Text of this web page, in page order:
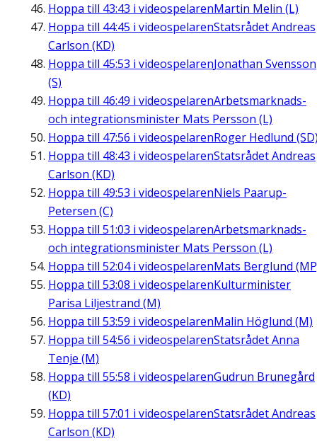
Hoppa till 43:43 i videospelarenMartin Melin (L)
Hoppa till 44:45 i videospelarenStatsrådet Andreas
Carlson (KD)
Hoppa till 45:53 i videospelarenJonathan Svensson
(S)
Hoppa till 46:49 i videospelarenArbetsmarknads-
och integrationsminister Mats Persson (L)
Hoppa till 47:56 i videospelarenRoger Hedlund
Hoppa till 48:43 i videospelarenStatsrådet Andreas
Carlson (KD)
Hoppa till 49:53 i videospelarenNiels Paarup-
Petersen (C)
Hoppa till 51:03 i videospelarenArbetsmarknads-
och integrationsminister Mats Persson (L)
Hoppa till 52:04i videospelarenMats Berglund
Hoppa till 53:08 i videospelarenKulturminister
Parisa Liljestrand (M)
Hoppa till 53:59 i videospelarenMalin Höglund (M)
Hoppa till 54:56 i videospelarenStatsrådet Anna
Tenje (M)
Hoppa till 55:58 i videospelarenGudrun Brunegård
(KD)
Hoppa till 57:01 i videospelarenStatsrådet Andreas
Carlson (KD)